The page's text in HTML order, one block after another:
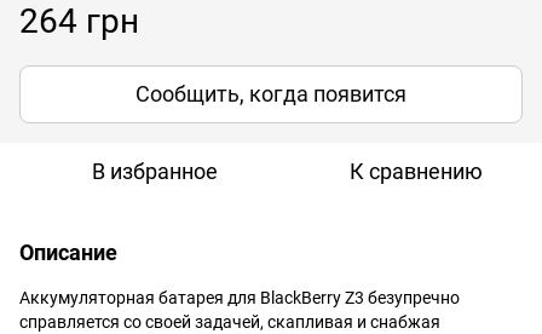
264 грн
Сообщить, когда появится
В избранное К сравнению
Описание
Аккумуляторная батарея для BlackBerry Z3 безупречно
справляется со своей задачей, скапливая и снабжая